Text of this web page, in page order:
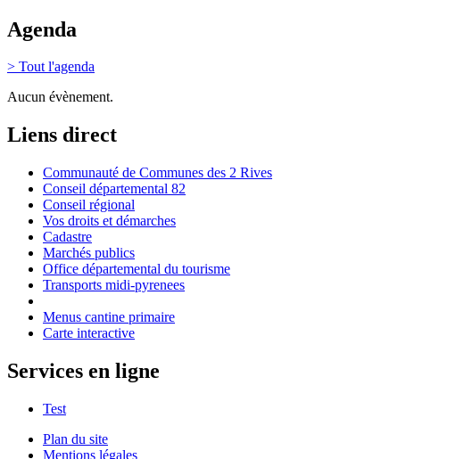
Agenda
> Tout l'agenda
Aucun évènement.
Liens direct
Communauté de Communes des 2 Rives
Conseil départemental 82
Conseil régional
Vos droits et démarches
Cadastre
Marchés publics
Office départemental du tourisme
Transports midi-pyrenees
Menus cantine primaire
Carte interactive
Services en ligne
Test
Plan du site
Mentions légales